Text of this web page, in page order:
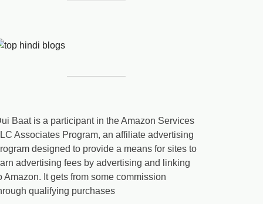
Baat is a participant in the Amazon Services
Associates Program, an affiliate advertising
designed to provide a means for sites to
advertising fees by advertising and linking
Amazon. It gets from some commission
qualifying purchases